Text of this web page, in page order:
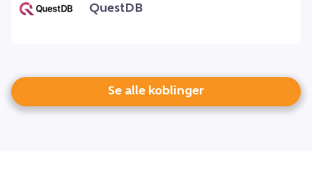
QuestDB
Se alle koblinger